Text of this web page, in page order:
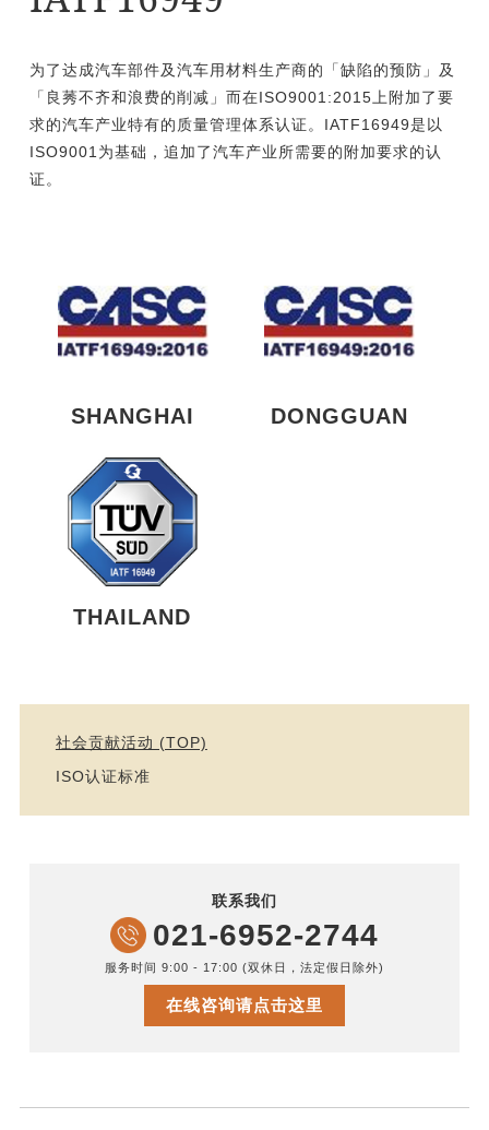
为了达成汽车部件及汽车用材料生产商的「缺陷的预防」及
「良莠不齐和浪费的削减」而在ISO9001:2015上附加了要
求的汽车产业特有的质量管理体系认证。IATF16949是以
ISO9001为基础，追加了汽车产业所需要的附加要求的认
证。
SHANGHAI DONGGUAN
THAILAND
社会贡献活动 (TOP)
ISO认证标准
联系我们
021-6952-2744
服务时间 9:00 - 17:00 (双休日，法定假日除外)
在线咨询请点击这里